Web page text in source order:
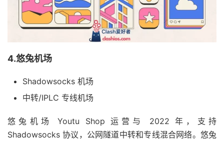
4.悠兔机场
Shadowsocks 机场
中转/IPLC 专线机场
悠兔机场 Youtu Shop 运营与 2022 年，支持
Shadowsocks 协议，公网隧道中转和专线混合网络。悠兔